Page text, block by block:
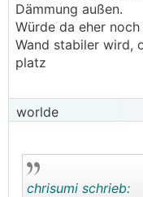
Dämmung außen.
Würde da eher
Wand stabiler wird,
platz
worlde
chrisumi schrieb: